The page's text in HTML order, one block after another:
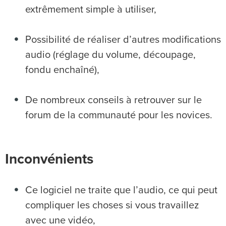
extrêmement simple à utiliser,
Possibilité de réaliser d’autres modifications
audio (réglage du volume, découpage,
fondu enchaîné),
De nombreux conseils à retrouver sur le
forum de la communauté pour les novices.
Inconvénients
Ce logiciel ne traite que l’audio, ce qui peut
compliquer les choses si vous travaillez
avec une vidéo,